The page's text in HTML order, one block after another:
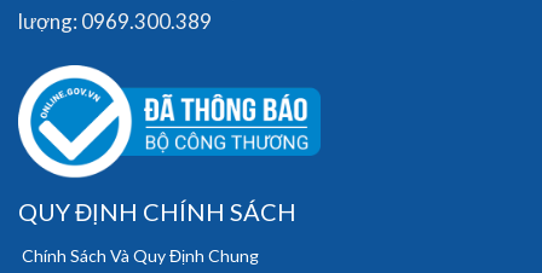
lượng: 0969.300.389
QUY ĐỊNH CHÍNH SÁCH
Chính Sách Và Quy Định Chung